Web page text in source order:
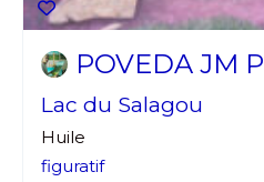
POVEDA JM
Lac du Salagou
Huile
figuratif